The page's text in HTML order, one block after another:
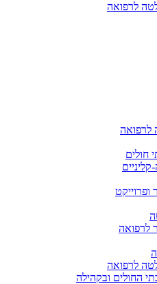
לרפואה
לרפואה
חולים
ופרוייקט
לרפואה
לרפואה
החולים ובקהילה